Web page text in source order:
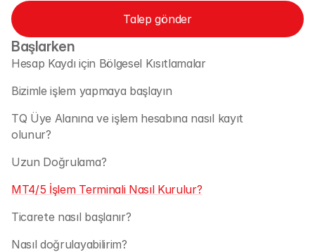
Giriş YapveyaKayıt Ol
İş Ortağı
Başlarken
Hesap Kaydı için Bölgesel Kısıtlamalar
Bizimle işlem yapmaya başlayın
TQ Üye Alanına ve işlem hesabına nasıl kayıt
olunur?
Uzun Doğrulama?
MT4/5 İşlem Terminali Nasıl Kurulur?
Ticarete nasıl başlanır?
Nasıl doğrulayabilirim?
Talep gönder